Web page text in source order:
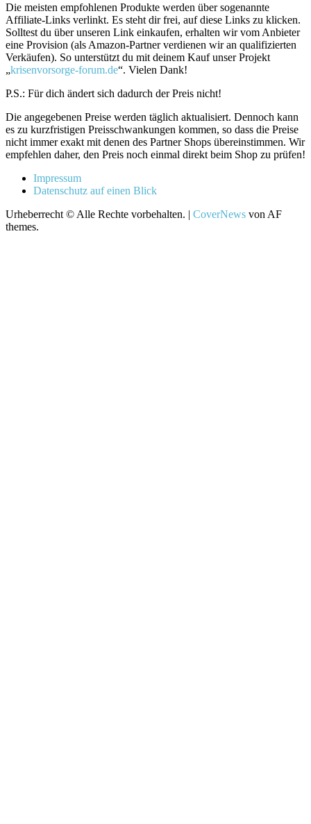
Die meisten empfohlenen Produkte werden über sogenannte
Affiliate-Links verlinkt. Es steht dir frei, auf diese Links zu klicken.
Solltest du über unseren Link einkaufen, erhalten wir vom Anbieter
eine Provision (als Amazon-Partner verdienen wir an qualifizierten
Verkäufen). So unterstützt du mit deinem Kauf unser Projekt
„krisenvorsorge-forum.de“. Vielen Dank!
P.S.: Für dich ändert sich dadurch der Preis nicht!
Die angegebenen Preise werden täglich aktualisiert. Dennoch kann
es zu kurzfristigen Preisschwankungen kommen, so dass die Preise
nicht immer exakt mit denen des Partner Shops übereinstimmen. Wir
empfehlen daher, den Preis noch einmal direkt beim Shop zu prüfen!
Impressum
Datenschutz auf einen Blick
Urheberrecht © Alle Rechte vorbehalten. | CoverNews von AF
themes.